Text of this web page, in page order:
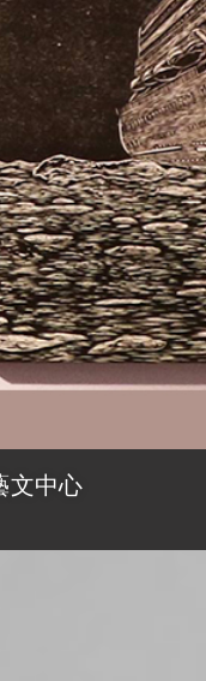
文中心